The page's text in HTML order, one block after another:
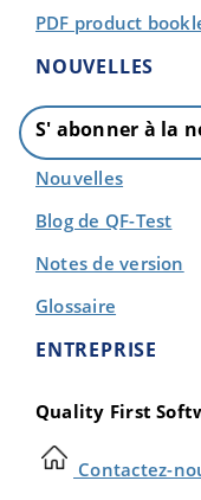
PDF product
NOUVELLES
S' abonner à la
Nouvelles
Blog de QF-Test
Notes de version
Glossaire
ENTREPRISE
Quality First
Contactez-